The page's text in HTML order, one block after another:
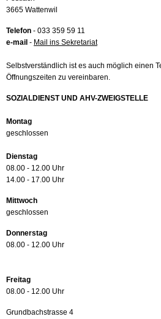
3665 Wattenwil
Telefon - 033 359 59 11
e-mail - Mail ins Sekretariat
Selbstverständlich ist es auch möglich einen
Öffnungszeiten zu vereinbaren.
SOZIALDIENST UND AHV-ZWEIGSTELLE
Montag
geschlossen
Dienstag
08.00 - 12.00 Uhr
14.00 - 17.00 Uhr
Mittwoch
geschlossen
Donnerstag
08.00 - 12.00 Uhr
Freitag
08.00 - 12.00 Uhr
Grundbachstrasse 4